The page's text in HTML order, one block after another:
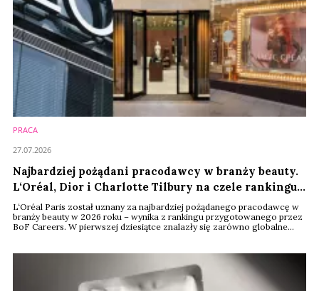
PRACA
Najbardziej pożądani pracodawcy w branży beauty.
L‘Oréal, Dior i Charlotte Tilbury na czele rankingu
BoF
L‘Oréal Paris został uznany za najbardziej pożądanego pracodawcę w
branży beauty w 2026 roku – wynika z rankingu przygotowanego przez
BoF Careers. W pierwszej dziesiątce znalazły się zarówno globalne
wynagrodzenie, ale również możliwości rozwoju zawodowego oraz
27.07.2026